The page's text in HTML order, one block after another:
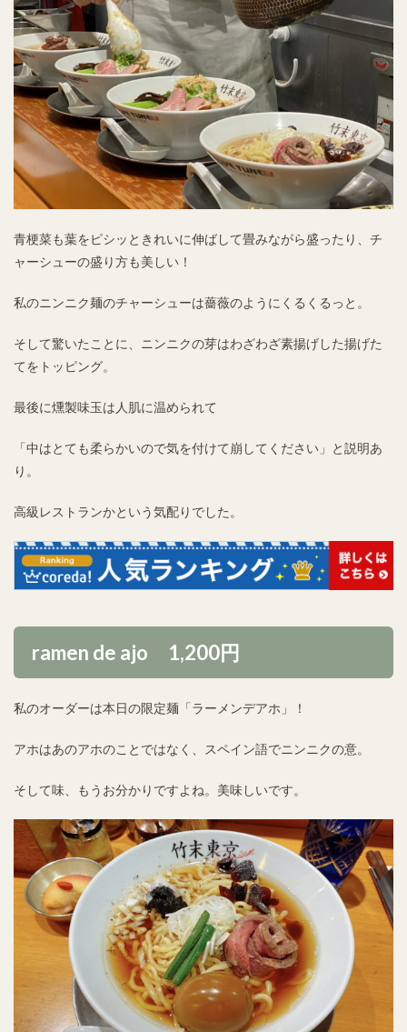
青梗菜も葉をピシッときれいに伸ばして畳みながら盛ったり、チ
ャーシューの盛り方も美しい！
私のニンニク麺のチャーシューは薔薇のようにくるくるっと。
そして驚いたことに、ニンニクの芽はわざわざ素揚げした揚げた
てをトッピング。
最後に燻製味玉は人肌に温められて
「中はとても柔らかいので気を付けて崩してください」と説明あ
り。
高級レストランかという気配りでした。
ramen de ajo 1,200円
私のオーダーは本日の限定麺「ラーメンデアホ」！
アホはあのアホのことではなく、スペイン語でニンニクの意。
そして味、もうお分かりですよね。美味しいです。